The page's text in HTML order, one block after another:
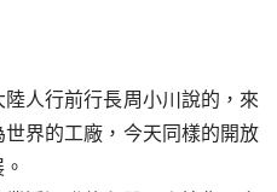
人行前行長周小川說的，來
界的工廠，今天同樣的開放